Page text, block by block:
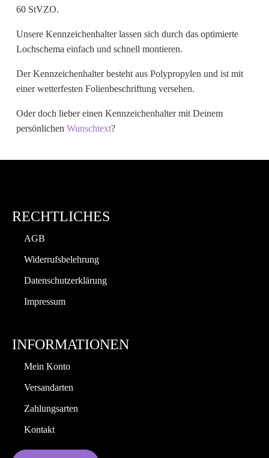
60 StVZO.
Unsere Kennzeichenhalter lassen sich durch das optimierte
Lochschema einfach und schnell montieren.
Der Kennzeichenhalter besteht aus Polypropylen und ist mit
einer wetterfesten Folienbeschriftung versehen.
Oder doch lieber einen Kennzeichenhalter mit Deinem
persönlichen Wunschtext?
RECHTLICHES
AGB
Widerrufsbelehrung
Datenschutzerklärung
Impressum
INFORMATIONEN
Mein Konto
Versandarten
Zahlungsarten
Kontakt